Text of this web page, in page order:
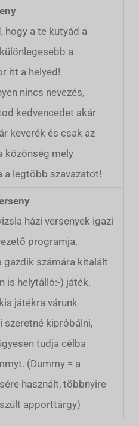
hogy a te kutyád a
a
itt a helyed!
nincs nevezés,
kedvencedet akár
keverék és csak az
közönség mely
a legtöbb szavazatot!
házi versenyek igazi
programja.
gazdik számára kitalált
is helytálló:-) játék.
játékra várunk
szeretné kipróbálni,
tudja célba
(Dummy = a
használt, többnyire
apporttárgy)